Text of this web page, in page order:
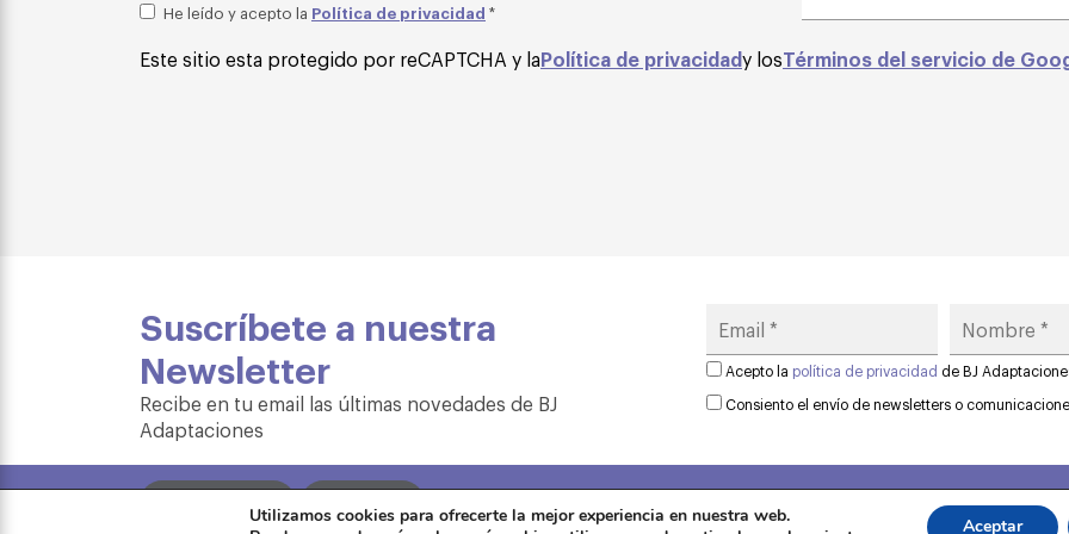
He leído y acepto la Política de privacidad *
Este sitio esta protegido por reCAPTCHA y laPolítica de privacidady losTérminos del servicio de
Suscríbete a nuestra
Newsletter
Recibe en tu email las últimas novedades de BJ
Adaptaciones
Acepto la política de privacidad de BJ
Consiento el envío de newsletters o
Aviso legal Política de privacidad
Utilizamos cookies para ofrecerte la mejor experiencia en nuestra web.
Aceptar